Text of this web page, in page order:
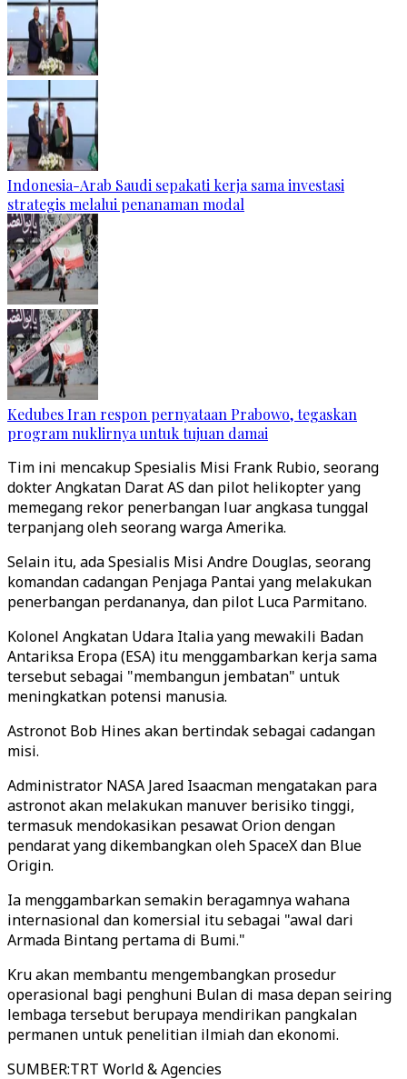
Indonesia-Arab Saudi sepakati kerja sama investasi
strategis melalui penanaman modal
Kedubes Iran respon pernyataan Prabowo, tegaskan
program nuklirnya untuk tujuan damai
Tim ini mencakup Spesialis Misi Frank Rubio, seorang
dokter Angkatan Darat AS dan pilot helikopter yang
memegang rekor penerbangan luar angkasa tunggal
terpanjang oleh seorang warga Amerika.
Selain itu, ada Spesialis Misi Andre Douglas, seorang
komandan cadangan Penjaga Pantai yang melakukan
penerbangan perdananya, dan pilot Luca Parmitano.
Kolonel Angkatan Udara Italia yang mewakili Badan
Antariksa Eropa (ESA) itu menggambarkan kerja sama
tersebut sebagai "membangun jembatan" untuk
meningkatkan potensi manusia.
Astronot Bob Hines akan bertindak sebagai cadangan
misi.
Administrator NASA Jared Isaacman mengatakan para
astronot akan melakukan manuver berisiko tinggi,
termasuk mendokasikan pesawat Orion dengan
pendarat yang dikembangkan oleh SpaceX dan Blue
Origin.
Ia menggambarkan semakin beragamnya wahana
internasional dan komersial itu sebagai "awal dari
Armada Bintang pertama di Bumi."
Kru akan membantu mengembangkan prosedur
operasional bagi penghuni Bulan di masa depan seiring
lembaga tersebut berupaya mendirikan pangkalan
permanen untuk penelitian ilmiah dan ekonomi.
SUMBER:TRT World & Agencies